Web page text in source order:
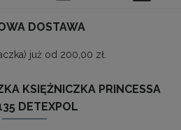
DOSTAWA
już od 200,00 zł.
KSIĘŻNICZKA PRINCESSA
DETEXPOL